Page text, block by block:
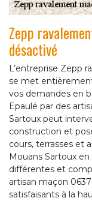
Zepp
désactivé
L’entreprise Zepp
se met
vos demandes en
Epaulé par des
Sartoux peut
construction et
cours, terrasses et
Mouans Sartoux
différentes et
artisan maçon
satisfaisants à la